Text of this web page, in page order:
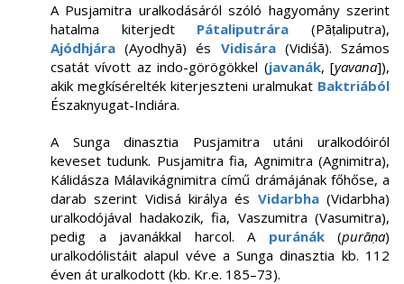
A Pusjamitra uralkodásáról szóló hagyomány szerint
hatalma kiterjedt Pátaliputrára (Pāṭaliputra),
Ajódhjára (Ayodhyā) és Vidisára(Vidiśā). Számos
csatát vívott az indo-görögökkel (javanák, [yavana]),
akik megkísérelték kiterjeszteni uralmukat Baktriából
Északnyugat-Indiára.
A Sunga dinasztia Pusjamitra utáni uralkodóiról
keveset tudunk. Pusjamitra fia, Agnimitra (Agnimitra),
Kálidásza Málavikágnimitra című drámájának főhőse, a
darab szerint Vidisá királya és Vidarbha(Vidarbha)
uralkodójával hadakozik, fia, Vaszumitra (Vasumitra),
pedig a javanákkal harcol. Apuránák(purāṇa)
uralkodólistáit alapul véve a Sunga dinasztia kb. 112
éven át uralkodott (kb. Kr.e. 185–73).